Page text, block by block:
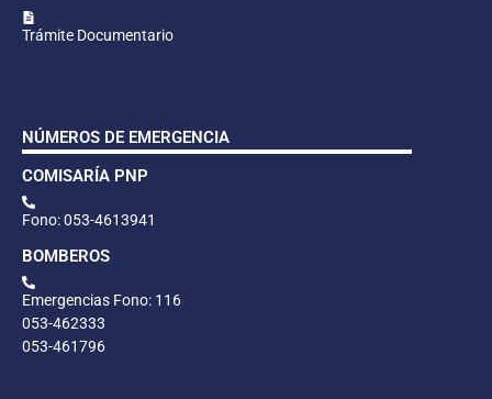
Trámite Documentario
NÚMEROS DE EMERGENCIA
COMISARÍA PNP
Fono: 053-4613941
BOMBEROS
Emergencias Fono: 116
053-462333
053-461796